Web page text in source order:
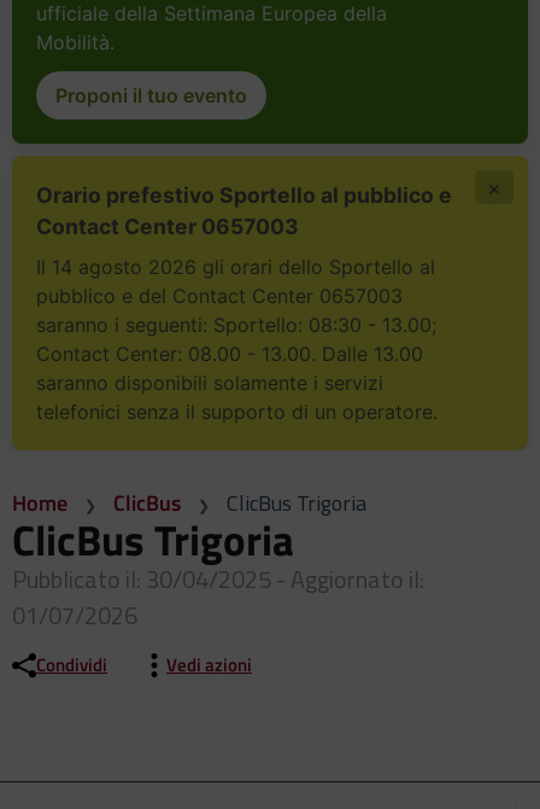
ufficiale della Settimana Europea della
Mobilità.
Proponi il tuo evento
Orario prefestivo Sportello al pubblico e
Contact Center 0657003
Il 14 agosto 2026 gli orari dello Sportello al
pubblico e del Contact Center 0657003
saranno i seguenti: Sportello: 08:30 - 13.00;
Contact Center: 08.00 - 13.00. Dalle 13.00
saranno disponibili solamente i servizi
telefonici senza il supporto di un operatore.
×
Home ClicBus ClicBus Trigoria
ClicBus Trigoria
Pubblicato il: 30/04/2025 - Aggiornato il:
01/07/2026
Condividi Vedi azioni